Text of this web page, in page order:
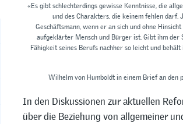
«Es gibt schlechterdings gewisse Kenntnisse, die
und des Charakters, die keinem fehlen
Geschäftsmann, wenn er an sich und ohne
aufgeklärter Mensch und Bürger ist. Gibt ihm
Fähigkeit seines Berufs nachher so leicht und
Wilhelm von Humboldt in einem Brief an den
In den Diskussionen zur aktuellen
über die Beziehung von allgemeiner